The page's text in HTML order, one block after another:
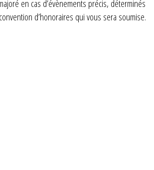
en cas d’évènements précis, déterminés
d’honoraires qui vous sera soumise.